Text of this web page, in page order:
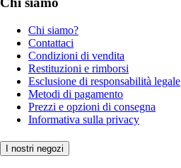
Chi siamo?
Contattaci
Condizioni di vendita
Restituzioni e rimborsi
Esclusione di responsabilità legale
Metodi di pagamento
Prezzi e opzioni di consegna
Informativa sulla privacy
I nostri negozi